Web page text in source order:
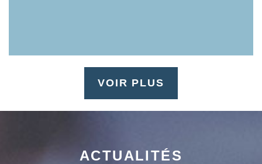
VOIR PLUS
ACTUALITÉS